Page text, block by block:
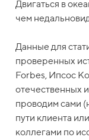
Двигаться в
чем
Данные для
проверенных
Forbes, Ипсос
отечественных
проводим сами
пути клиента
коллегами по